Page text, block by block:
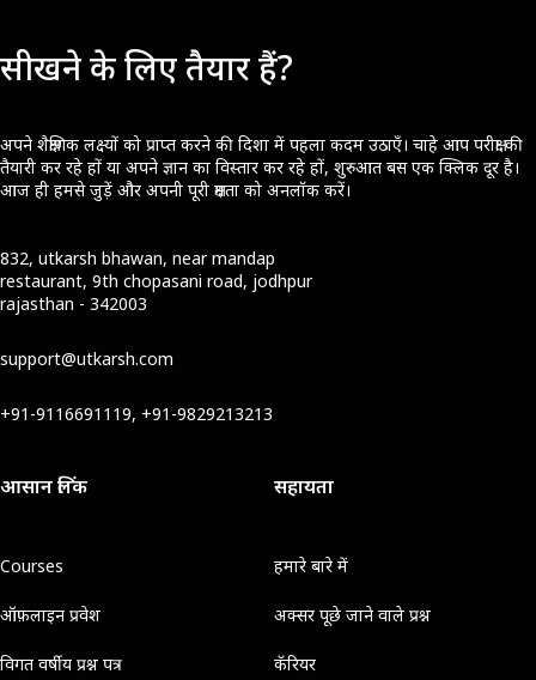
सीखने के लिए तैयार हैं?
अपने शैक्षणिक लक्ष्यों को प्राप्त करने की दिशा में पहला कदम उठाएँ। चाहे आप परीक्षा की
तैयारी कर रहे हों या अपने ज्ञान का विस्तार कर रहे हों, शुरुआत बस एक क्लिक दूर है।
आज ही हमसे जुड़ें और अपनी पूरी क्षमता को अनलॉक करें।
832, utkarsh bhawan, near mandap
restaurant, 9th chopasani road, jodhpur
rajasthan - 342003
support@utkarsh.com
+91-9116691119, +91-9829213213
आसान लिंक
Courses
ऑफ़लाइन प्रवेश
विगत वर्षीय प्रश्न पत्र
सहायता
हमारे बारे में
अक्सर पूछे जाने वाले प्रश्न
कॅरियर